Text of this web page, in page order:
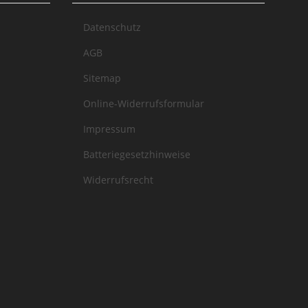
Datenschutz
AGB
Sitemap
Online-Widerrufsformular
Impressum
Batteriegesetzhinweise
Widerrufsrecht